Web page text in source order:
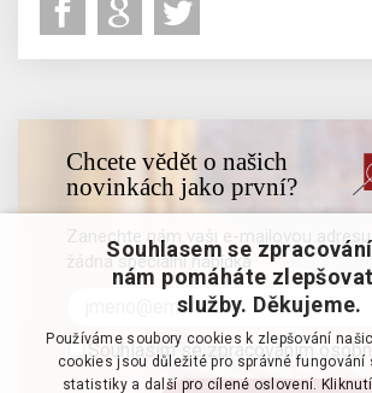
Chcete vědět o našich
novinkách jako první?
Zanechte nám vaši e-mailovou adresu
žádná speciální nabídka
Souhlasím se zpracováním
Souhlasem se
nám pomáháte
služby. Děkujeme.
Používáme soubory cookies k zlepšování
cookies jsou důležité pro správné fungování
statistiky a další pro cílené oslovení.